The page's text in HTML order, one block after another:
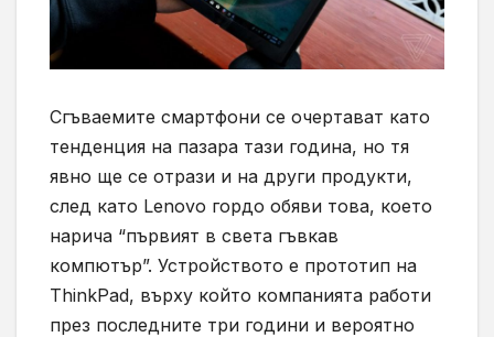
Сгъваемите смартфони се очертават като
тенденция на пазара тази година, но тя
явно ще се отрази и на други продукти,
след като Lenovo гордо обяви това, което
нарича “първият в света гъвкав
компютър”. Устройството е прототип на
ThinkPad, върху който компанията работи
през последните три години и вероятно